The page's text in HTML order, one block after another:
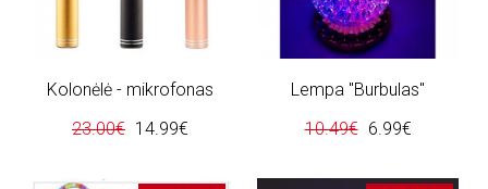
Kolonėlė - mikrofonas
23.00€ 14.99€
Lempa "Burbulas"
10.49€ 6.99€